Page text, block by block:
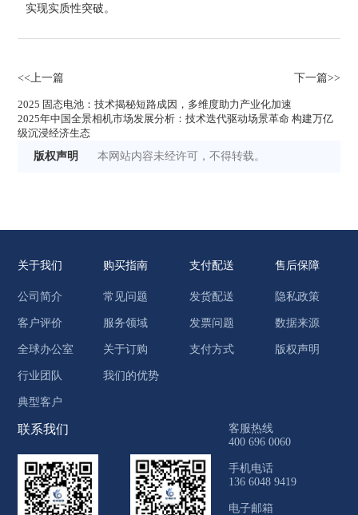
实现实质性突破。
<<上一篇 下一篇>>
2025 固态电池：技术揭秘短路成因，多维度助力产业化加速
2025年中国全景相机市场发展分析：技术迭代驱动场景革命 构建万亿
级沉浸经济生态
版权声明
本网站内容未经许可，不得转载。
关于我们
公司简介
客户评价
全球办公室
行业团队
典型客户
购买指南
常见问题
服务领域
关于订购
我们的优势
支付配送
发货配送
发票问题
支付方式
售后保障
隐私政策
数据来源
版权声明
联系我们
客服热线
400 696 0060
手机电话
136 6048 9419
电子邮箱